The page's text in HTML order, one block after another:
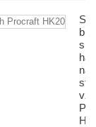
s
na